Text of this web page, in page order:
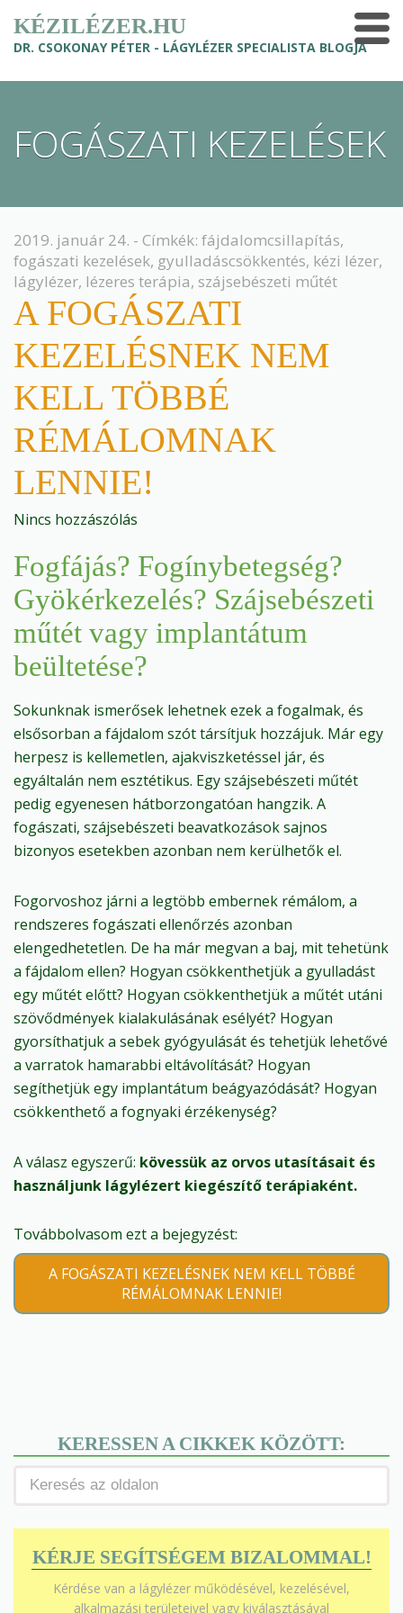
KÉZILÉZER.HU
DR. CSOKONAY PÉTER - LÁGYLÉZER SPECIALISTA BLOGJA
FOGÁSZATI KEZELÉSEK
2019. január 24. - Címkék: fájdalomcsillapítás,
fogászati kezelések, gyulladáscsökkentés, kézi lézer,
lágylézer, lézeres terápia, szájsebészeti műtét
A FOGÁSZATI
KEZELÉSNEK NEM
KELL TÖBBÉ
RÉMÁLOMNAK
LENNIE!
Nincs hozzászólás
Fogfájás? Fogínybetegség?
Gyökérkezelés? Szájsebészeti
műtét vagy implantátum
beültetése?
Sokunknak ismerősek lehetnek ezek a fogalmak, és
elsősorban a fájdalom szót társítjuk hozzájuk. Már egy
herpesz is kellemetlen, ajakviszketéssel jár, és
egyáltalán nem esztétikus. Egy szájsebészeti műtét
pedig egyenesen hátborzongatóan hangzik. A
fogászati, szájsebészeti beavatkozások sajnos
bizonyos esetekben azonban nem kerülhetők el.
Fogorvoshoz járni a legtöbb embernek rémálom, a
rendszeres fogászati ellenőrzés azonban
elengedhetetlen. De ha már megvan a baj, mit tehetünk
a fájdalom ellen? Hogyan csökkenthetjük a gyulladást
egy műtét előtt? Hogyan csökkenthetjük a műtét utáni
szövődmények kialakulásának esélyét? Hogyan
gyorsíthatjuk a sebek gyógyulását és tehetjük lehetővé
a varratok hamarabbi eltávolítását? Hogyan
segíthetjük egy implantátum beágyazódását? Hogyan
csökkenthető a fognyaki érzékenység?
A válasz egyszerű: kövessük az orvos utasításait és
használjunk lágylézert kiegészítő terápiaként.
Továbbolvasom ezt a bejegyzést:
A FOGÁSZATI KEZELÉSNEK NEM KELL TÖBBÉ
RÉMÁLOMNAK LENNIE!
KERESSEN A CIKKEK KÖZÖTT:
KÉRJE SEGÍTSÉGEM BIZALOMMAL!
Kérdése van a lágylézer működésével, kezelésével,
alkalmazási területeivel vagy kiválasztásával